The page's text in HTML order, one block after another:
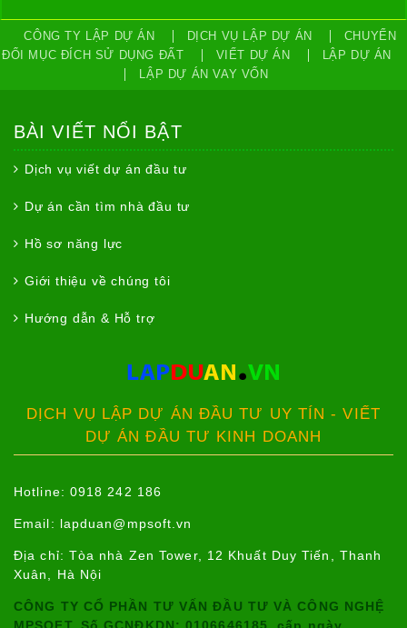
CÔNG TY LẬP DỰ ÁN DỊCH VỤ LẬP DỰ ÁN
CHUYỂN
ĐỔI MỤC ĐÍCH SỬ DỤNG ĐẤT
VIẾT DỰ ÁN
LẬP DỰ ÁN
LẬP DỰ ÁN VAY VỐN
BÀI VIẾT NỔI BẬT
Dịch vụ viết dự án đầu tư
Dự án cần tìm nhà đầu tư
Hồ sơ năng lực
Giới thiệu về chúng tôi
Hướng dẫn & Hỗ trợ
DỊCH VỤ LẬP DỰ ÁN ĐẦU TƯ UY TÍN - VIẾT
DỰ ÁN ĐẦU TƯ KINH DOANH
Hotline: 0918 242 186
Email: lapduan@mpsoft.vn
Địa chỉ: Tòa nhà Zen Tower, 12 Khuất Duy Tiến, Thanh
Xuân, Hà Nội
CÔNG TY CỔ PHẦN TƯ VẤN ĐẦU TƯ VÀ CÔNG NGHỆ